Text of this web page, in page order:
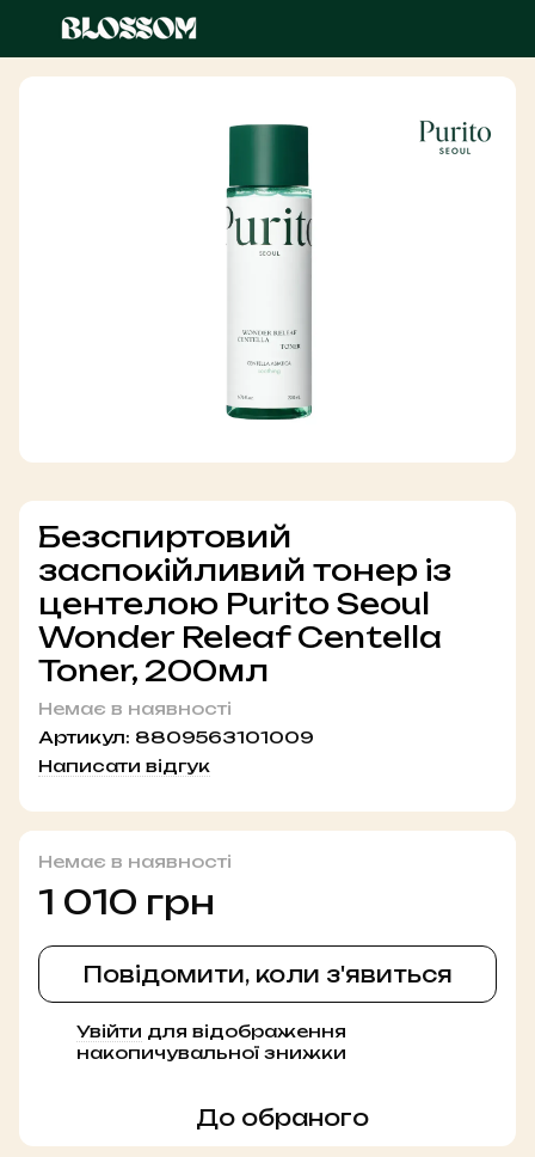
Безспиртовий
заспокійливий тонер із
центелою Purito Seoul
Wonder Releaf Centella
Toner, 200мл
Немає в наявності
Артикул: 8809563101009
Написати відгук
Немає в наявності
1 010 грн
Повідомити, коли з'явиться
Увійти для відображення
накопичувальної знижки
До обраного